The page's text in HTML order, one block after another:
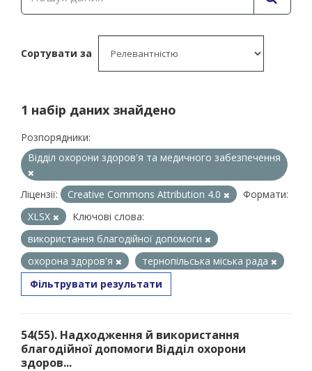
Сортувати за
1 набір даних знайдено
Розпорядники:
Відділ охорони здоров'я та медичного забезпечення
Ліцензії: Creative Commons Attribution 4.0
Формати:
XLSX
Ключові слова:
використання благодійної допомоги
охорона здоров'я
тернопільська міська рада
Фільтрувати результати
54(55). Надходження й використання
благодійної допомоги Відділ охорони
здоров...